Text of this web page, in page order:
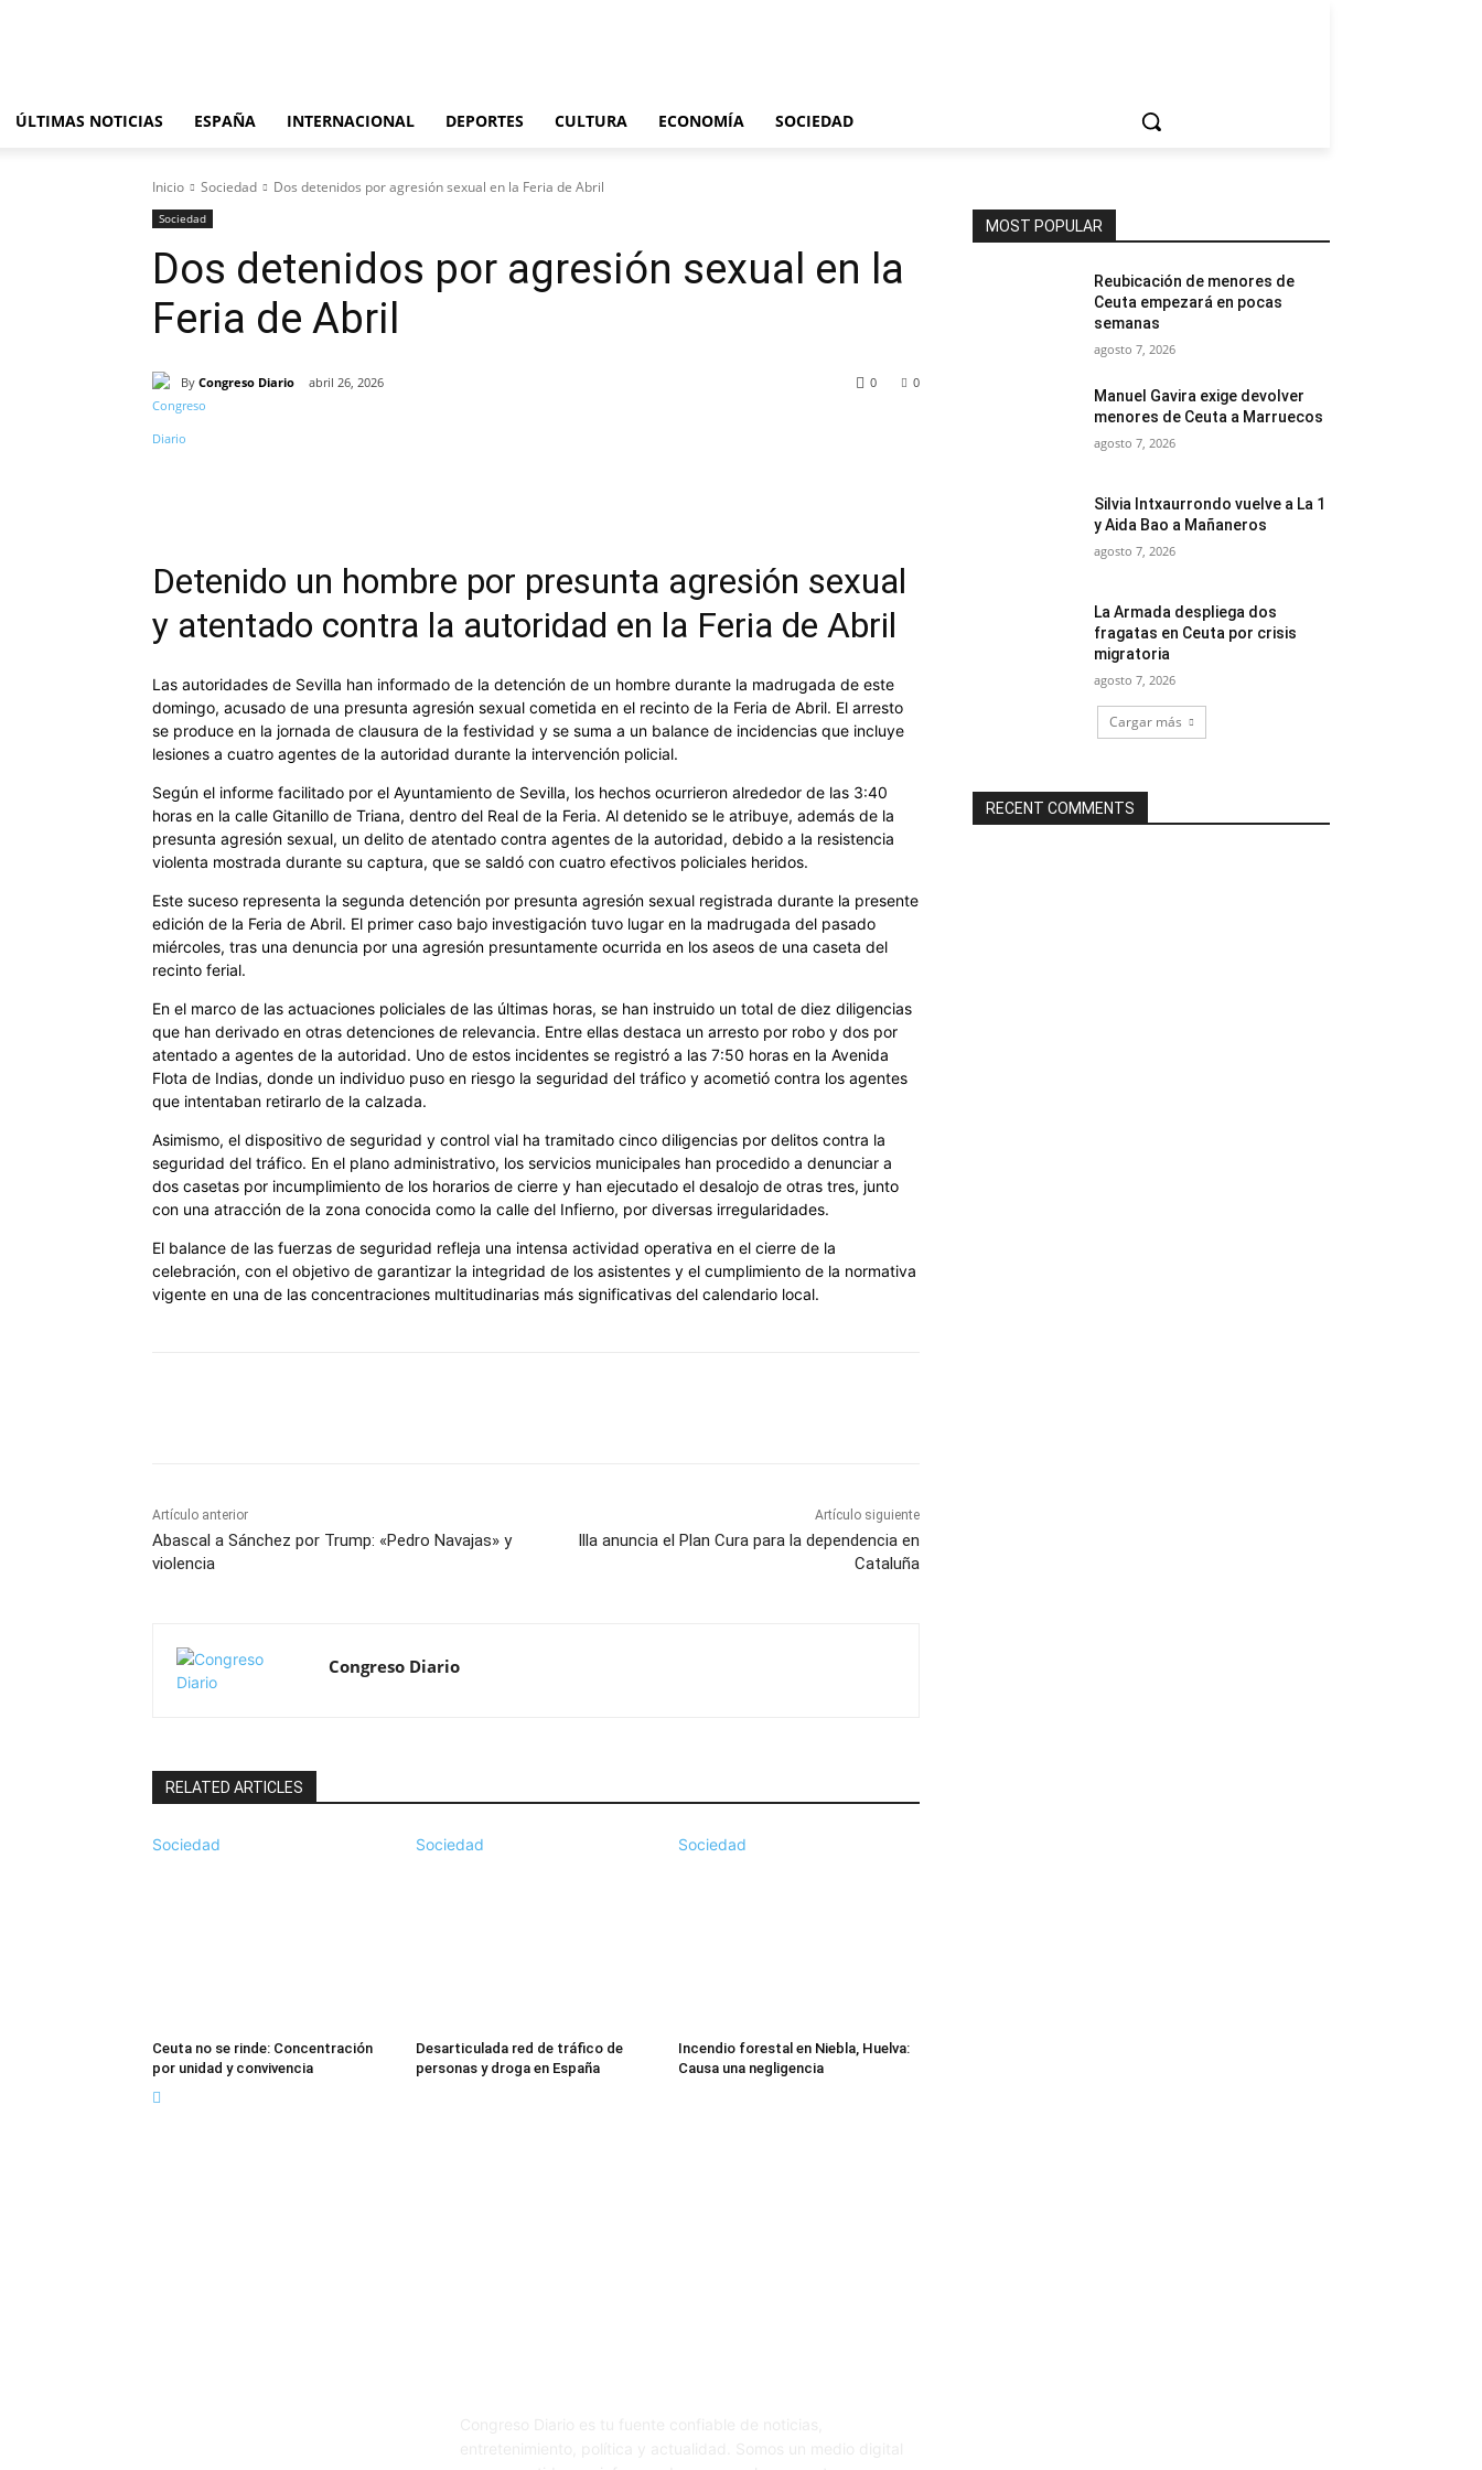
ÚLTIMAS NOTICIAS ESPAÑA INTERNACIONAL DEPORTES CULTURA ECONOMÍA SOCIEDAD
Inicio Sociedad Dos detenidos por agresión sexual en la Feria de Abril
Sociedad
Dos detenidos por agresión sexual en la
Feria de Abril
By Congreso Diario abril 26, 2026 0
0
Detenido un hombre por presunta agresión sexual
y atentado contra la autoridad en la Feria de Abril
Las autoridades de Sevilla han informado de la detención de un hombre durante la madrugada de este
domingo, acusado de una presunta agresión sexual cometida en el recinto de la Feria de Abril. El arresto
se produce en la jornada de clausura de la festividad y se suma a un balance de incidencias que incluye
lesiones a cuatro agentes de la autoridad durante la intervención policial.
Según el informe facilitado por el Ayuntamiento de Sevilla, los hechos ocurrieron alrededor de las 3:40
horas en la calle Gitanillo de Triana, dentro del Real de la Feria. Al detenido se le atribuye, además de la
presunta agresión sexual, un delito de atentado contra agentes de la autoridad, debido a la resistencia
violenta mostrada durante su captura, que se saldó con cuatro efectivos policiales heridos.
Este suceso representa la segunda detención por presunta agresión sexual registrada durante la presente
edición de la Feria de Abril. El primer caso bajo investigación tuvo lugar en la madrugada del pasado
miércoles, tras una denuncia por una agresión presuntamente ocurrida en los aseos de una caseta del
recinto ferial.
En el marco de las actuaciones policiales de las últimas horas, se han instruido un total de diez diligencias
que han derivado en otras detenciones de relevancia. Entre ellas destaca un arresto por robo y dos por
atentado a agentes de la autoridad. Uno de estos incidentes se registró a las 7:50 horas en la Avenida
Flota de Indias, donde un individuo puso en riesgo la seguridad del tráfico y acometió contra los agentes
que intentaban retirarlo de la calzada.
Asimismo, el dispositivo de seguridad y control vial ha tramitado cinco diligencias por delitos contra la
seguridad del tráfico. En el plano administrativo, los servicios municipales han procedido a denunciar a
dos casetas por incumplimiento de los horarios de cierre y han ejecutado el desalojo de otras tres, junto
con una atracción de la zona conocida como la calle del Infierno, por diversas irregularidades.
El balance de las fuerzas de seguridad refleja una intensa actividad operativa en el cierre de la
celebración, con el objetivo de garantizar la integridad de los asistentes y el cumplimiento de la normativa
vigente en una de las concentraciones multitudinarias más significativas del calendario local.
Artículo anterior
Abascal a Sánchez por Trump: «Pedro Navajas» y
violencia
Artículo siguiente
Illa anuncia el Plan Cura para la dependencia en
Cataluña
Congreso Diario
RELATED ARTICLES
Sociedad
Ceuta no se rinde: Concentración
por unidad y convivencia
Sociedad
Desarticulada red de tráfico de
personas y droga en España
Sociedad
Incendio forestal en Niebla, Huelva:
Causa una negligencia
MOST POPULAR
Reubicación de menores de
Ceuta empezará en pocas
semanas
agosto 7, 2026
Manuel Gavira exige devolver
menores de Ceuta a Marruecos
agosto 7, 2026
Silvia Intxaurrondo vuelve a La 1
y Aida Bao a Mañaneros
agosto 7, 2026
La Armada despliega dos
fragatas en Ceuta por crisis
migratoria
agosto 7, 2026
Cargar más
RECENT COMMENTS